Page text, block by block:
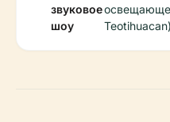
звуковое
шоу